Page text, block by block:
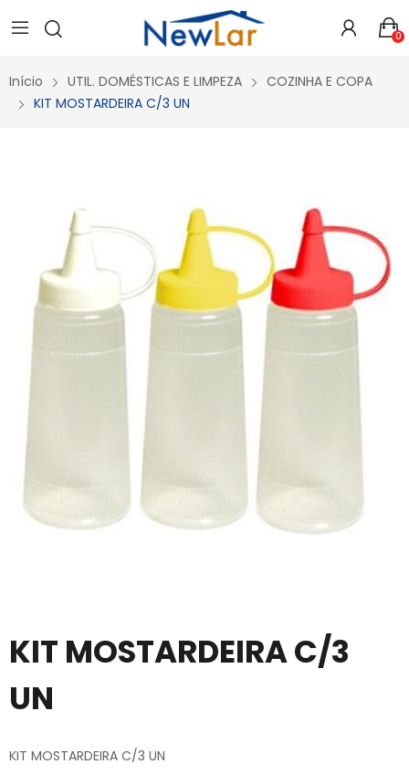
Secure crypto portfolio manager for desktops and mobile -
Visit Ledger Live
- easily manage, stake, and track assets. 0
Início UTIL. DOMÉSTICAS E LIMPEZA
COZINHA E COPA
KIT MOSTARDEIRA C/3 UN
KIT MOSTARDEIRA C/3
UN
KIT MOSTARDEIRA C/3 UN